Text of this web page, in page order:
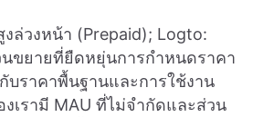
ล่วงหน้า (Prepaid); Logto:
ขยายที่ยืดหยุ่นการกำหนดราคา
บราคาพื้นฐานและการใช้งาน
เรามี MAU ที่ไม่จำกัดและส่วน